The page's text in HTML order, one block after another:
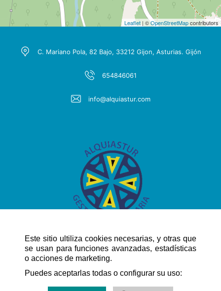
Este sitio ultiliza cookies necesarias, y otras que
se usan para funciones avanzadas, estadísticas
o acciones de marketing.
Puedes aceptarlas todas o configurar su uso:
Leaflet | ©OpenStreetMapcontributors
C. Mariano Pola, 82 Bajo, 33212 Gijon, Asturias. Gijón
654846061
info@alquiastur.com
NAVEGACIÓN RÁPIDA